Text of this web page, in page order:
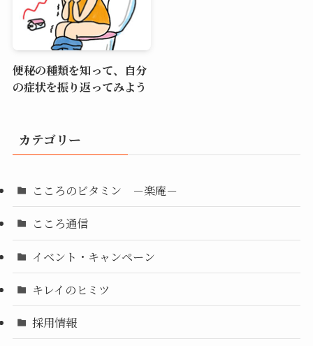
便秘の種類を知って、自分
の症状を振り返ってみよう
カテゴリー
こころのビタミン －楽庵－
こころ通信
イベント・キャンペーン
キレイのヒミツ
採用情報